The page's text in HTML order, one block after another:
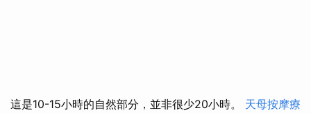
這是10-15小時的自然部分，並非很少20小時。 天母按摩療